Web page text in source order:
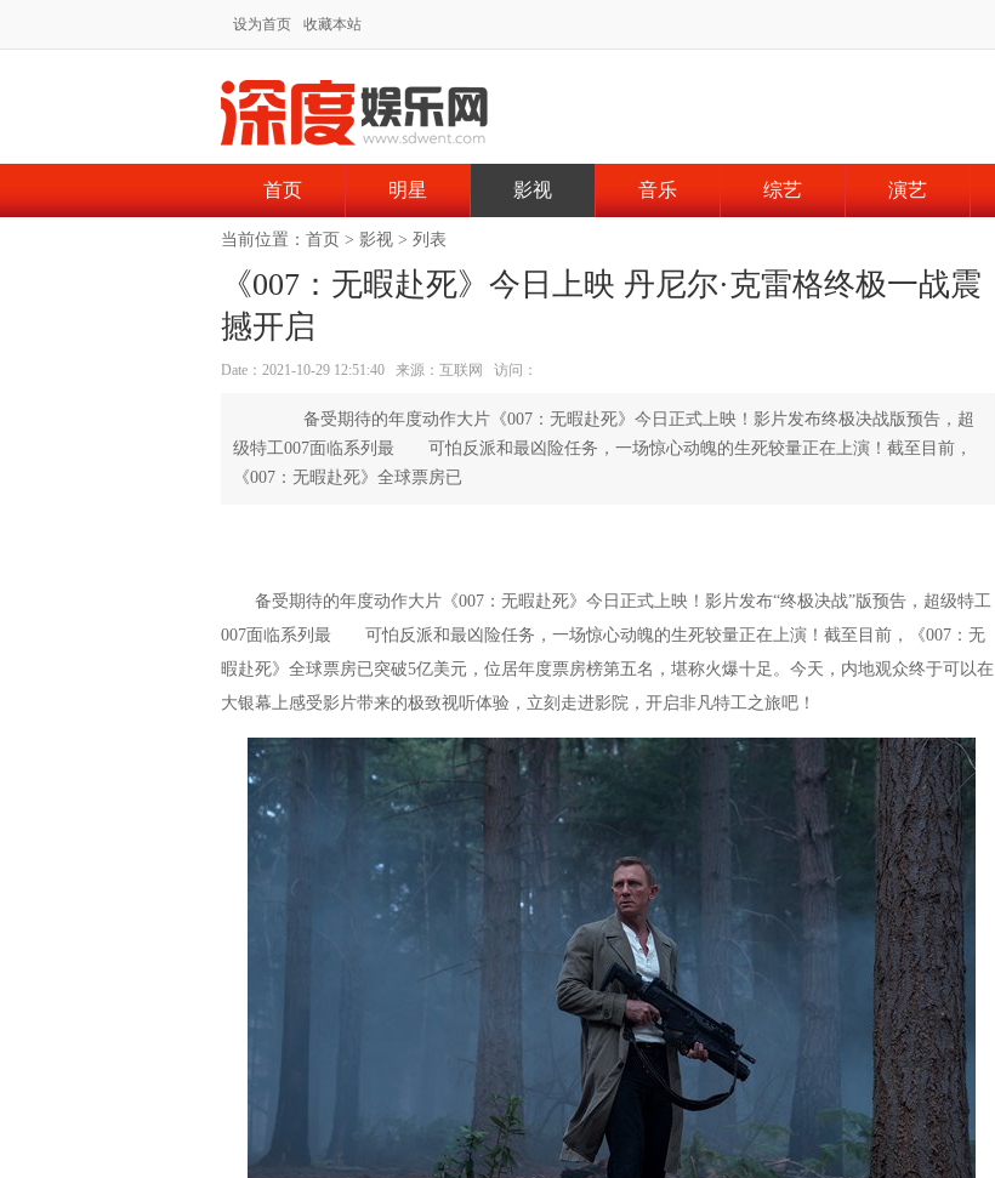
设为首页 收藏本站
首页 明星 影视 音乐 综艺 演艺
当前位置： 首页 > 影视 > 列表
《007：无暇赴死》今日上映 丹尼尔·克雷格终极一战震
撼开启
Date：2021-10-29 12:51:40 来源：互联网 访问：
备受期待的年度动作大片《007：无暇赴死》今日正式上映！影片发布终极决战版预告，超
级特工007面临系列最 可怕反派和最凶险任务，一场惊心动魄的生死较量正在上演！截至目前，
《007：无暇赴死》全球票房已
备受期待的年度动作大片《007：无暇赴死》今日正式上映！影片发布“终极决战”版预告，超级特工
007面临系列最 可怕反派和最凶险任务，一场惊心动魄的生死较量正在上演！截至目前，《007：无
暇赴死》全球票房已突破5亿美元，位居年度票房榜第五名，堪称火爆十足。今天，内地观众终于可以在
大银幕上感受影片带来的极致视听体验，立刻走进影院，开启非凡特工之旅吧！